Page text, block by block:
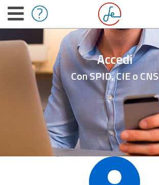
Accedi
Con SPID, CIE o CNS